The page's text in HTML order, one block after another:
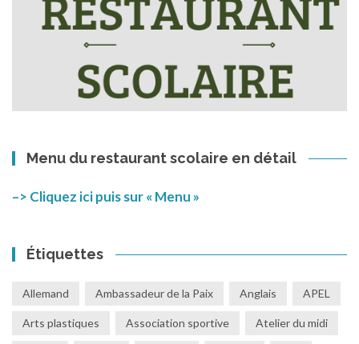
Menu du restaurant scolaire en détail
–> Cliquez ici puis sur « Menu »
Étiquettes
Allemand Ambassadeur de la Paix Anglais APEL
Arts plastiques Association sportive Atelier du midi